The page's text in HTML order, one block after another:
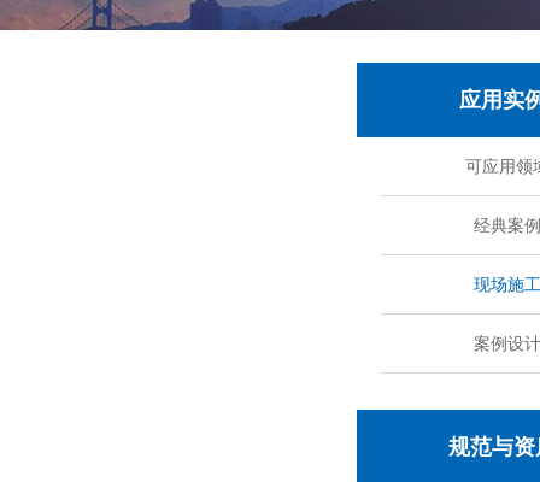
应用实
可应用领
经典案例
现场施工
案例设计
规范与资